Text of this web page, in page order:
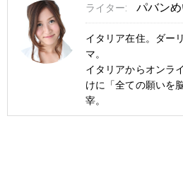
ライター: パバン
イタリア在住。ダー
マ。
イタリアからオンラ
けに「全ての願いを
宰。